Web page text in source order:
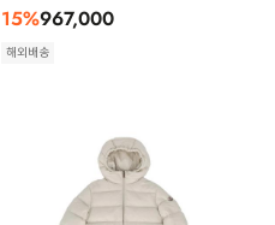
15%967,000
해외배송